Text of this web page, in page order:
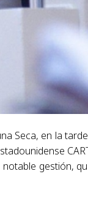
Seca, en la
gestión,